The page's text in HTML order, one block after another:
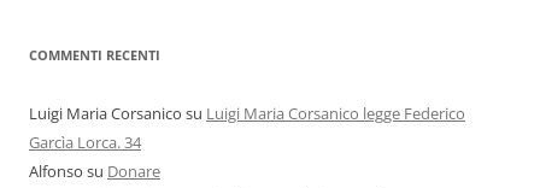
COMMENTI RECENTI
Luigi Maria Corsanico su Luigi Maria Corsanico legge Federico
Garcìa Lorca. 34
Alfonso su Donare